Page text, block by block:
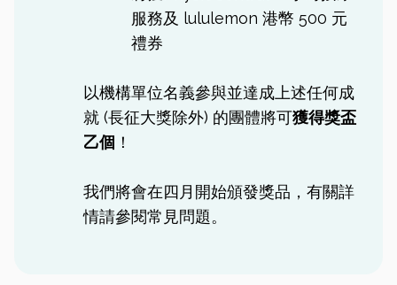
服務及 lululemon 港幣 500 元
禮券
以機構單位名義參與並達成上述任何成
就 (長征大獎除外) 的團體將可獲得獎盃
乙個 ！
我們將會在四月開始頒發獎品，有關詳
情請參閱常見問題。